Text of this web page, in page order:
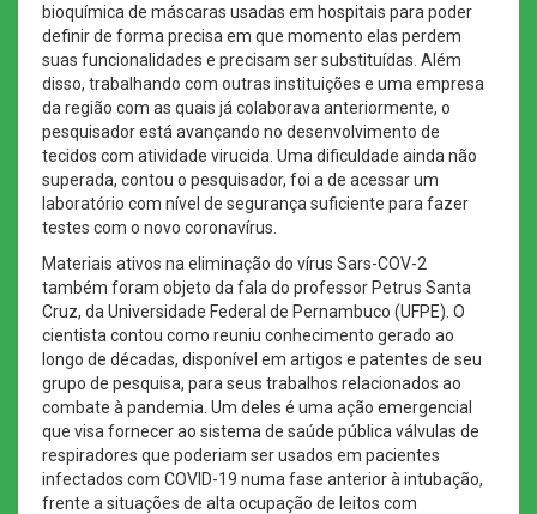
bioquímica de máscaras usadas em hospitais para poder
definir de forma precisa em que momento elas perdem
suas funcionalidades e precisam ser substituídas. Além
disso, trabalhando com outras instituições e uma empresa
da região com as quais já colaborava anteriormente, o
pesquisador está avançando no desenvolvimento de
tecidos com atividade virucida. Uma dificuldade ainda não
superada, contou o pesquisador, foi a de acessar um
laboratório com nível de segurança suficiente para fazer
testes com o novo coronavírus.
Materiais ativos na eliminação do vírus Sars-COV-2
também foram objeto da fala do professor Petrus Santa
Cruz, da Universidade Federal de Pernambuco (UFPE). O
cientista contou como reuniu conhecimento gerado ao
longo de décadas, disponível em artigos e patentes de seu
grupo de pesquisa, para seus trabalhos relacionados ao
combate à pandemia. Um deles é uma ação emergencial
que visa fornecer ao sistema de saúde pública válvulas de
respiradores que poderiam ser usados em pacientes
infectados com COVID-19 numa fase anterior à intubação,
frente a situações de alta ocupação de leitos com